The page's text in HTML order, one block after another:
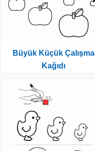
Büyük Küçük Çalışma
Kağıdı